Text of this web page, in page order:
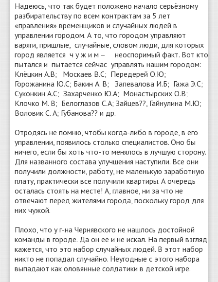
Надеюсь, что так будет положено начало серьёзному
разбирательству по всем контрактам за 5 лет
«правления» временщиков и случайных людей в
управлении городом. А то, что городом управляют
варяги, пришлые, случайные, словом люди, для которых
город является ч у ж и м – неоспоримый факт. Вот кто
пытался и пытается сейчас управлять нашим городом:
Клёцкин А.В; Москаев В.С; Передерей О.Ю;
Горожанина Ю.С; Бакин А. В; Запевалова И.Б; Гажа Э.С;
Суконкин А.С; Захарченко Ю.А; Монастырских О.В;
Клочко М. В; Белоглазов С.А; Зайцев??, Гайнулина М.Ю;
Воловик С. А; Губанова?? и др.
Отродясь не помню, чтобы когда-либо в городе, в его
управлении, появилось столько специалистов. Оно бы
ничего, если бы хоть что-то менялось в лучшую сторону.
Для названного состава улучшения наступили. Все они
получили должности, работу, не маленькую заработную
плату, практически все получили квартиры. А очередь
осталась стоять на месте! А, главное, ни за что не
отвечают перед жителями города, поскольку город для
них чужой.
Плохо, что у г-на Чернявского не нашлось достойной
команды в городе. Да он её и не искал. На первый взгляд
кажется, что это набор случайных людей. В этот набор
никто не попадал случайно. Неугодные с этого набора
выпадают как оловянные солдатики в детской игре.